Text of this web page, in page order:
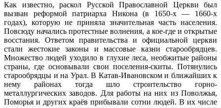
Как известно, раскол Русской Православной Церкви был
вызван реформой патриарха Никона (в 1650-х — 1660-х
годах), которую не приняла значительная часть населения.
Повсюду начались протестные волнения, а кое-где и открытые
восстания. Ответом правительства и официальной церкви
стали жестокие законы и массовые казни старообрядцев.
Множество людей уходило в глухие леса, необжитые районы
страны, где основывали свои поселения-скиты. Потянулись
старообрядцы и на Урал. В Катав-Ивановском и ближайших к
нему районах тогда шло строительство горно-
металлургических заводов. Для работы на них из Поволжья,
Поморья и других краёв прибывали сотни людей. В их числе